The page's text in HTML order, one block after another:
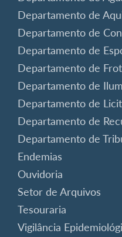
Departamento de
Departamento de
Departamento de
Departamento de
Departamento de
Departamento de
Departamento de
Departamento de
Endemias
Ouvidoria
Setor de Arquivos
Tesouraria
Vigilância